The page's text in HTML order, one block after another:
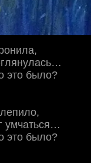
это было?
умчаться…
это было?